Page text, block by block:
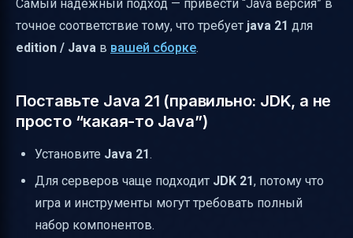
Самый надёжный подход — привести “Java версия” в
точное соответствие тому, что требует java 21 для
edition / Java в вашей сборке.
Поставьте Java 21 (правильно: JDK, а не
просто “какая-то Java”)
Установите Java 21.
Для серверов чаще подходит JDK 21, потому что
игра и инструменты могут требовать полный
набор компонентов.